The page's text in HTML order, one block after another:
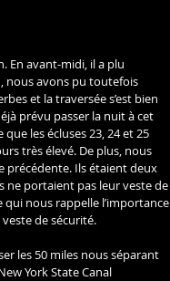
En avant-midi, il a plu
nous avons pu toutefois
et la traversée s’est bien
prévu passer la nuit à cet
les écluses 23, 24 et 25
très élevé. De plus, nous
précédente. Ils étaient deux
ne portaient pas leur veste de
qui nous rappelle l’importance
de sécurité.
les 50 miles nous séparant
York State Canal